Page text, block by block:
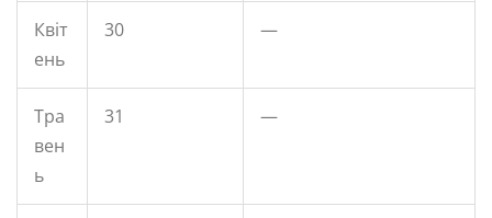
Квіт
ень
30 —
Тра
вен
ь
31 —